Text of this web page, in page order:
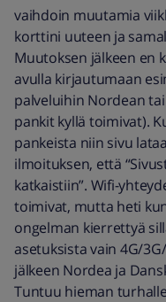
vaihdoin muutamia
korttini uuteen ja
Muutoksen jälkeen en
avulla kirjautumaan
palveluihin Nordean
pankit kyllä toimivat).
pankeista niin sivu
ilmoituksen, että
katkaistiin”. Wifi-
toimivat, mutta heti
ongelman kierrettyä
asetuksista vain 4G/
jälkeen Nordea ja
Tuntuu hieman